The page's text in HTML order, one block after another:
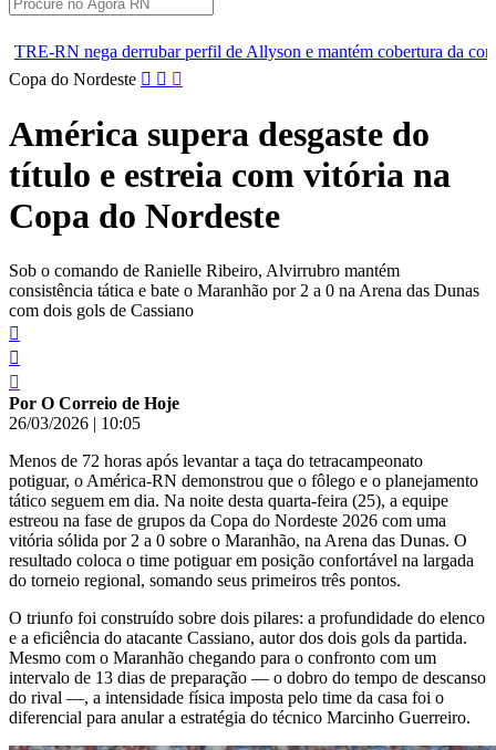
perfil de Allyson e mantém cobertura da convenção
Dupla
Pular
para
conteúdo
Copa do Nordeste
América supera desgaste do
título e estreia com vitória na
Copa do Nordeste
Sob o comando de Ranielle Ribeiro, Alvirrubro mantém
consistência tática e bate o Maranhão por 2 a 0 na Arena das Dunas
com dois gols de Cassiano
Por O Correio de Hoje
26/03/2026 | 10:05
Menos de 72 horas após levantar a taça do tetracampeonato
potiguar, o América-RN demonstrou que o fôlego e o planejamento
tático seguem em dia. Na noite desta quarta-feira (25), a equipe
estreou na fase de grupos da Copa do Nordeste 2026 com uma
vitória sólida por 2 a 0 sobre o Maranhão, na Arena das Dunas. O
resultado coloca o time potiguar em posição confortável na largada
do torneio regional, somando seus primeiros três pontos.
O triunfo foi construído sobre dois pilares: a profundidade do elenco
e a eficiência do atacante Cassiano, autor dos dois gols da partida.
Mesmo com o Maranhão chegando para o confronto com um
intervalo de 13 dias de preparação — o dobro do tempo de descanso
do rival —, a intensidade física imposta pelo time da casa foi o
diferencial para anular a estratégia do técnico Marcinho Guerreiro.